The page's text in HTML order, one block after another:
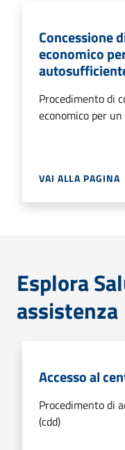
Concessione
economico
Procedimento di
economico per
VAI ALLA PAGINA
Esplora
assistenza
Accesso al
Procedimento di
(cdd)